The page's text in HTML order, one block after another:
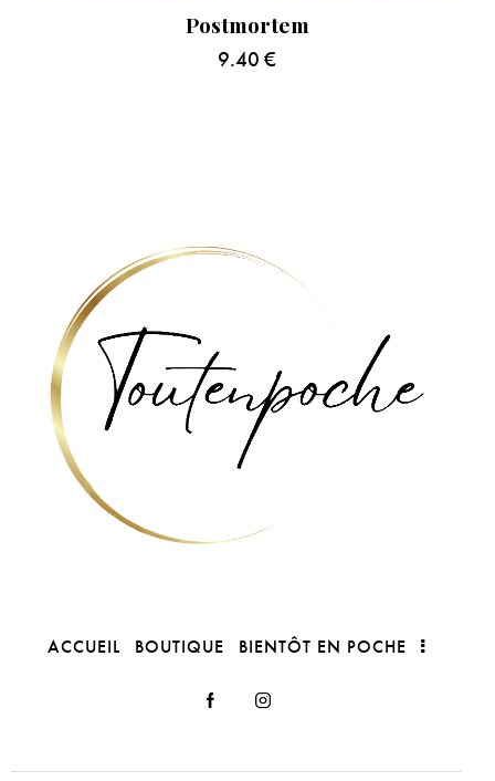
Postmortem
9.40 €
ACCUEIL BOUTIQUE BIENTÔT EN POCHE